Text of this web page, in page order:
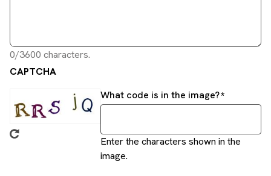
0/3600 characters.
CAPTCHA
What code is in the image?
Enter the characters shown in the
image.